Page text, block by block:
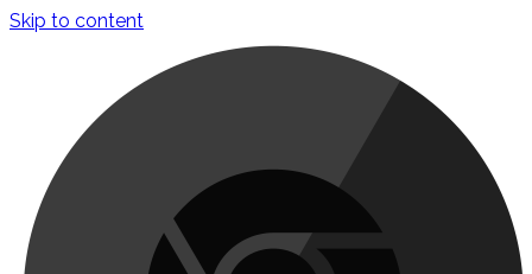
Skip to content